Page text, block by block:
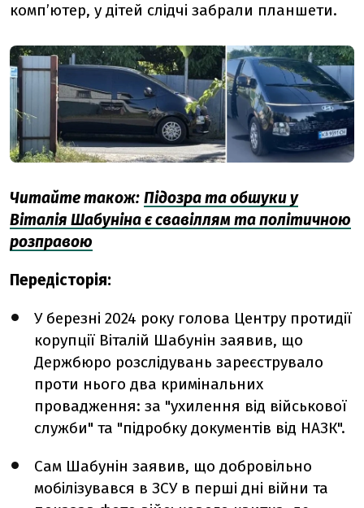
комп’ютер, у дітей слідчі забрали планшети.
Читайте також: Підозра та обшуки у
Віталія Шабуніна є свавіллям та політичною
розправою
Передісторія:
У березні 2024 року голова Центру протидії
корупції Віталій Шабунін заявив, що
Держбюро розслідувань зареєструвало
проти нього два кримінальних
провадження: за "ухилення від військової
служби" та "підробку документів від НАЗК".
Сам Шабунін заявив, що добровільно
мобілізувався в ЗСУ в перші дні війни та